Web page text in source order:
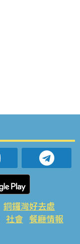
銅鑼灣好去處
社會 餐廳情報